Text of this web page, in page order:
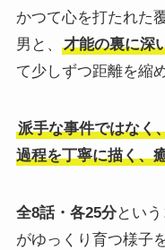
かつて心を打たれた
男と、
才能の裏に深
て少しずつ距離を縮
派手な事件ではなく
過程を丁寧に描く、
全8話・各25分とい
がゆっくり育つ様子